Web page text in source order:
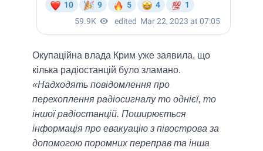
Окупаційна влада Крим уже заявила, що
кілька радіостанцій було зламано.
«Надходять повідомлення про
перехоплення радіосигналу то однієї, то
іншої радіостанцій. Поширюється
інформація про евакуацію з півострова за
допомогою поромних переправ та інша